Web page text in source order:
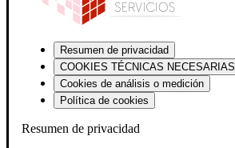
Resumen de privacidad
COOKIES TÉCNICAS NECESARIAS
Cookies de análisis o medición
Política de cookies
Resumen de privacidad